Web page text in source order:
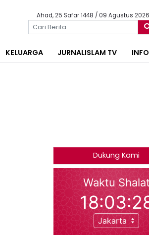
Ahad, 25 Safar 1448 / 09 Agustus 2026
KELUARGA JURNALISLAM TV
Dukung Kami